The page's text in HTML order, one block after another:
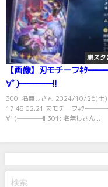
崩ス
【画像】刃モチーフｷﾀ
∀ﾟ)━━━━!!
300: 名無しさん 2024/10/26(土)
17:48:02.21 刃モチーフｷﾀ
∀ﾟ)━━━━!! 301: 名無しさん...